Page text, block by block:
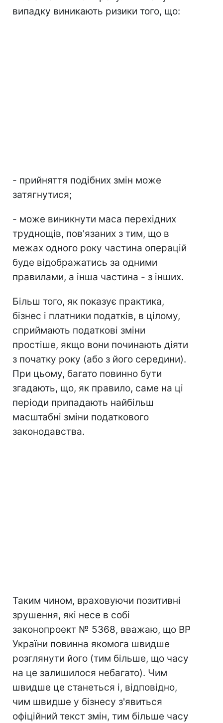
випадку виникають ризики того, що:
- прийняття подібних змін може
затягнутися;
- може виникнути маса перехідних
труднощів, пов'язаних з тим, що в
межах одного року частина операцій
буде відображатись за одними
правилами, а інша частина - з інших.
Більш того, як показує практика,
бізнес і платники податків, в цілому,
сприймають податкові зміни
простіше, якщо вони починають діяти
з початку року (або з його середини).
При цьому, багато повинно бути
згадають, що, як правило, саме на ці
періоди припадають найбільш
масштабні зміни податкового
законодавства.
Таким чином, враховуючи позитивні
зрушення, які несе в собі
законопроект № 5368, вважаю, що ВР
України повинна якомога швидше
розглянути його (тим більше, що часу
на це залишилося небагато). Чим
швидше це станеться і, відповідно,
чим швидше у бізнесу з'явиться
офіційний текст змін, тим більше часу